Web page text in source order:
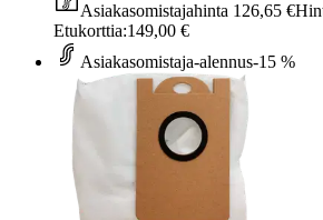
Asiakasomistajahinta 126,65 €
Etukorttia:149,00 €
Asiakasomistaja-alennus-15 %